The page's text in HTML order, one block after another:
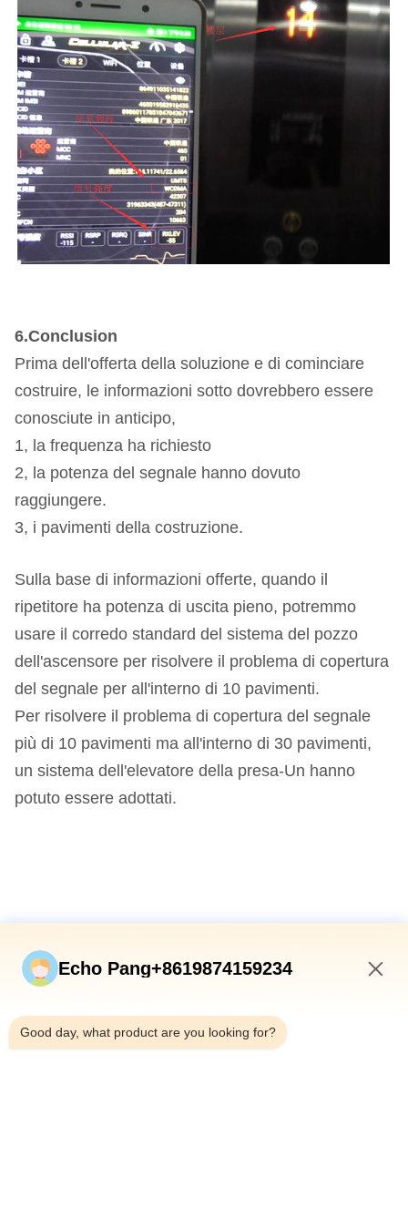
6.Conclusion
Prima dell'offerta della soluzione e di cominciare
costruire, le informazioni sotto dovrebbero essere
conosciute in anticipo,
1, la frequenza ha richiesto
2, la potenza del segnale hanno dovuto
raggiungere.
3, i pavimenti della costruzione.
Sulla base di informazioni offerte, quando il
ripetitore ha potenza di uscita pieno, potremmo
usare il corredo standard del sistema del pozzo
dell'ascensore per risolvere il problema di copertura
del segnale per all'interno di 10 pavimenti.
Per risolvere il problema di copertura del segnale
più di 10 pavimenti ma all'interno di 30 pavimenti,
un sistema dell'elevatore della presa-Un hanno
potuto essere adottati.
Collegamenti Rapidi
Prodotti
Su Di Noi
Echo Pang+8619874159234
Good day, what product are you looking for?